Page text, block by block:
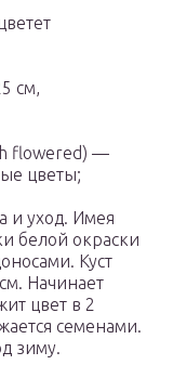
см,
flowered) —
цветы;
и уход. Имея
белой окраски
Куст
Начинает
цвет в 2
семенами.
зиму.